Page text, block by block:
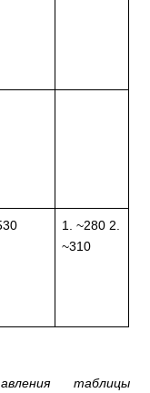
1. ~280 2.
~310
таблицы